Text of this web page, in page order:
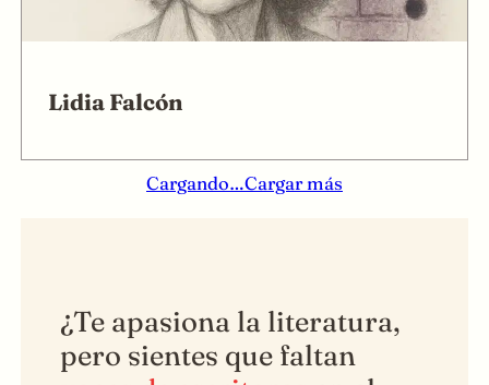
Lidia Falcón
Cargando…Cargar más
¿Te apasiona la literatura,
pero sientes que faltan